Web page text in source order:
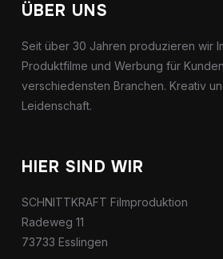
ÜBER UNS
Seit über 30 Jahren produzieren wir
Produktfilme und Werbung für
verschiedensten Branchen. Kreativ
Leidenschaft.
HIER SIND WIR
SCHNITTKRAFT Filmproduktion
Radeweg 11
73733 Esslingen